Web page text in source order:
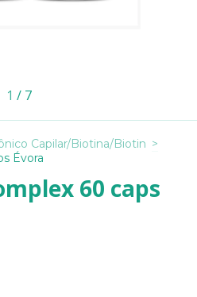
1 / 7
Capilar/Biotina/Biotin >
Évora
60 caps